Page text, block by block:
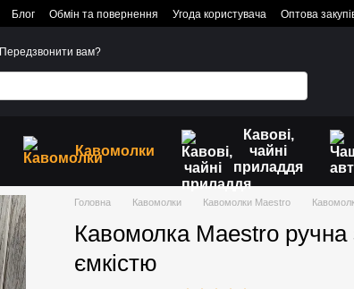
Блог Обмін та повернення Угода користувача Оптова
Передзвонити вам?
Кавомолки
Кавові,
чайні
приладдя
Головна Кавомолки Кавомолки Maestro
Кавомолка Maestro
ємкістю